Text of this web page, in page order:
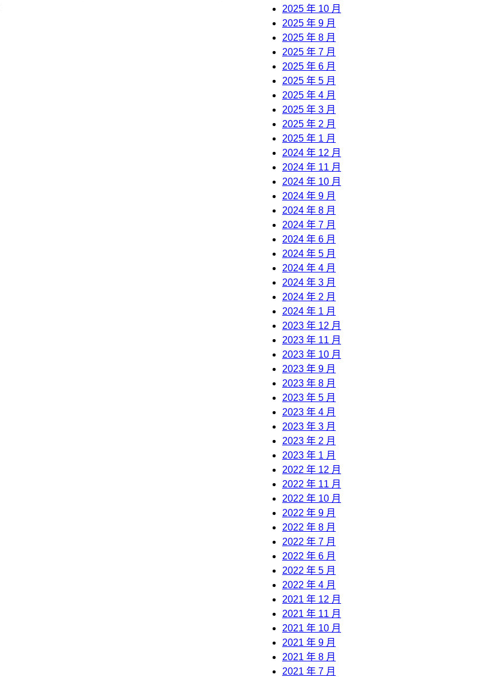
2025 年 10 月
2025 年 9 月
2025 年 8 月
2025 年 7 月
2025 年 6 月
2025 年 5 月
2025 年 4 月
2025 年 3 月
2025 年 2 月
2025 年 1 月
2024 年 12 月
2024 年 11 月
2024 年 10 月
2024 年 9 月
2024 年 8 月
2024 年 7 月
2024 年 6 月
2024 年 5 月
2024 年 4 月
2024 年 3 月
2024 年 2 月
2024 年 1 月
2023 年 12 月
2023 年 11 月
2023 年 10 月
2023 年 9 月
2023 年 8 月
2023 年 5 月
2023 年 4 月
2023 年 3 月
2023 年 2 月
2023 年 1 月
2022 年 12 月
2022 年 11 月
2022 年 10 月
2022 年 9 月
2022 年 8 月
2022 年 7 月
2022 年 6 月
2022 年 5 月
2022 年 4 月
2021 年 12 月
2021 年 11 月
2021 年 10 月
2021 年 9 月
2021 年 8 月
2021 年 7 月